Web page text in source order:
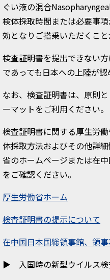
ぐい液の混合
検体採取時間または必要事
効となりご搭乗いただくこと
検査証明書を提出できない
であっても日本への上陸が認
なお、検査証明書は、原則
ーマットをご利用ください。
検査証明書に関する厚生労
体採取方法およびその他詳
省のホームページまたは在
をご確認ください。
厚生労働省ホーム
検査証明書の提示について
在中国日本国総領事館、領
▶ 入国時の新型ウイルス検